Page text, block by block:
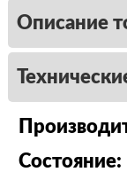
Описание
Состояние: